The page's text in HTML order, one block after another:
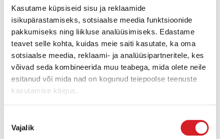
Kasutame küpsiseid sisu ja reklaamide
isikupärastamiseks, sotsiaalse meedia funktsioonide
pakkumiseks ning liikluse analüüsimiseks. Edastame
teavet selle kohta, kuidas meie saiti kasutate, ka oma
sotsiaalse meedia, reklaami- ja analüüsipartneritele, kes
võivad seda kombineerida muu teabega, mida olete neile
esitanud või mida nad on kogunud teiepoolse teenuste
kasutamise käigus.
valik
Vajalik